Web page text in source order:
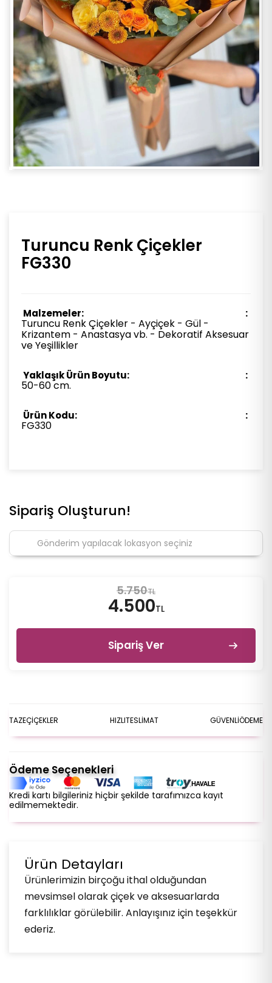
Turuncu Renk Çiçekler
FG330
Malzemeler:
Turuncu Renk Çiçekler - Ayçiçek - Gül -
Krizantem - Anastasya vb. - Dekoratif Aksesuar
ve Yeşillikler
Yaklaşık Ürün Boyutu:
50-60 cm.
Ürün Kodu:
FG330
Sipariş Oluşturun!
5.750TL
4.500TL
Sipariş Ver
TAZEÇİÇEKLER HIZLITESLİMAT GÜVENLİÖDEME
Ödeme Seçenekleri
Kredi kartı bilgileriniz hiçbir şekilde tarafımızca kayıt
edilmemektedir.
Ürün Detayları
Ürünlerimizin birçoğu ithal olduğundan
mevsimsel olarak çiçek ve aksesuarlarda
farklılıklar görülebilir. Anlayışınız için teşekkür
ederiz.